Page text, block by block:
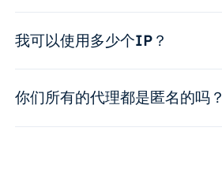
我可以使用多少个IP？
你们所有的代理都是匿名的吗？